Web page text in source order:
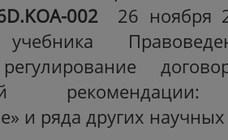
00226 ноября
рекомендации:
и ряда других